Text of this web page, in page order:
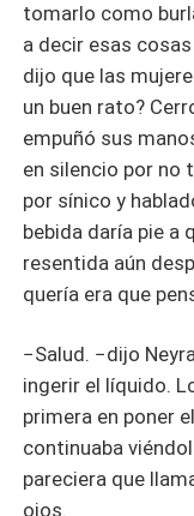
tomarlo como
a decir esas
dijo que las
un buen rato?
empuñó sus
en silencio por no
por sínico y
bebida daría pie a
resentida aún
quería era que
−Salud. −dijo
ingerir el líquido.
primera en poner
continuaba
pareciera que
ojos.